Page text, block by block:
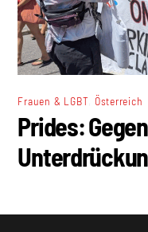
Frauen & LGBT Österreich
Prides: